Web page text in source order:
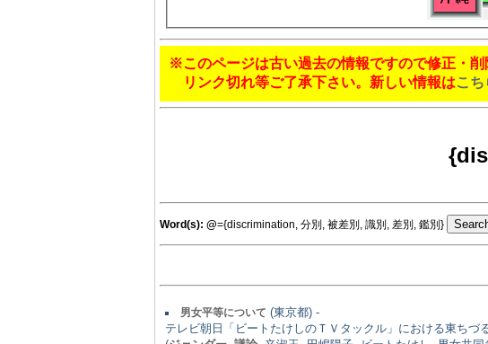
※このページは古い過去の情報ですので修正・削
リンク切れ等ご了承下さい。新しい情報はこち
Word(s): @={discrimination, 分別, 被差別, 識別, 差別, 鑑別}
男女平等について (東京都) -
テレビ朝日「ビートたけしのＴＶタックル」における東ちづ